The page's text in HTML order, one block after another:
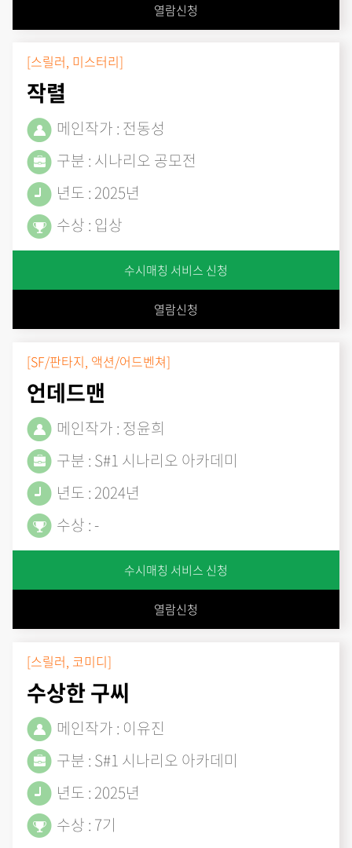
열람신청
[스릴러, 미스터리]
작렬
메인작가 : 전동성
구분 : 시나리오 공모전
년도 : 2025년
수상 : 입상
수시매칭 서비스 신청
열람신청
[SF/판타지, 액션/어드벤쳐]
언데드맨
메인작가 : 정윤희
구분 : S#1 시나리오 아카데미
년도 : 2024년
수상 : -
수시매칭 서비스 신청
열람신청
[스릴러, 코미디]
수상한 구씨
메인작가 : 이유진
구분 : S#1 시나리오 아카데미
년도 : 2025년
수상 : 7기